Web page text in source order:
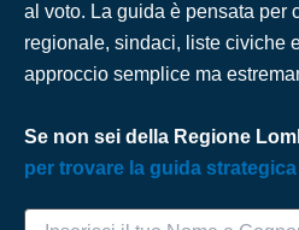
al voto. La guida è pensata per
regionale, sindaci, liste civiche
approccio semplice ma
Se non sei della Regione
per trovare la guida